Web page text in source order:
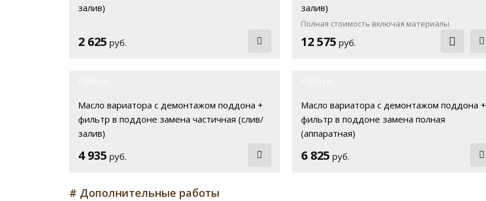
залив)
2 625 руб.
залив)
Полная стоимость включая материалы
12 575 руб.
Масло вариатора с демонтажом поддона +
фильтр в поддоне замена частичная (слив/
залив)
4 935 руб.
Масло вариатора с демонтажом поддона +
фильтр в поддоне замена полная
(аппаратная)
6 825 руб.
# Дополнительные работы